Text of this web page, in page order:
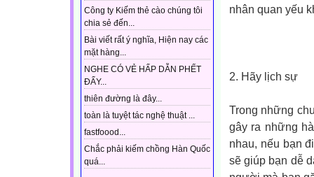
Công ty Kiếm thẻ cào chúng tôi
chia sẻ đến...
Bài viết rất ý nghĩa, Hiện nay các
mặt hàng...
NGHE CÓ VẺ HẤP DẪN PHẾT
ĐẤY...
thiên đường là đây...
toàn là tuyệt tác nghệ thuật ...
fastfoood...
Chắc phải kiếm chồng Hàn Quốc
quá...
nhân quan yếu
2. Hãy lịch sự
Trong những
gây ra những
nhau, nếu bạn
sẽ giúp bạn dễ